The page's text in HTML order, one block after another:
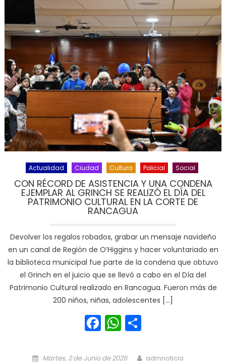
Actualidad Ciudad Cultura Policial Social
CON RÉCORD DE ASISTENCIA Y UNA CONDENA
EJEMPLAR AL GRINCH SE REALIZÓ EL DÍA DEL
PATRIMONIO CULTURAL EN LA CORTE DE
RANCAGUA
Devolver los regalos robados, grabar un mensaje navideño
en un canal de Región de O’Higgins y hacer voluntariado en
la biblioteca municipal fue parte de la condena que obtuvo
el Grinch en el juicio que se llevó a cabo en el Día del
Patrimonio Cultural realizado en Rancagua. Fueron más de
200 niños, niñas, adolescentes […]
Facebook
WhatsApp
Posted on
Martes, 2 de Junio de 2026 Author
admnoticia